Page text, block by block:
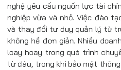
nghệ yêu cầu nguồn lực tài
nghiệp vừa và nhỏ. Việc đào
và thay đổi tư duy quản lý từ
không hề đơn giản. Nhiều
loay hoay trong quá trình
từ đâu, trong khi bảo mật